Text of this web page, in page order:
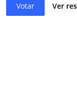
Votar Ver